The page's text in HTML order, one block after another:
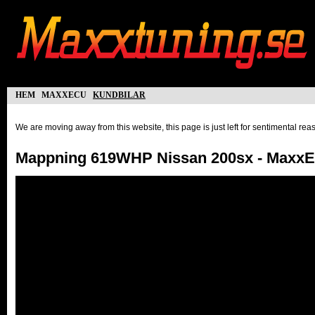
hem maxxecu kundbilar
We are moving away from this website, this page is just left for sentimental
Mappning 619WHP Nissan 200sx -